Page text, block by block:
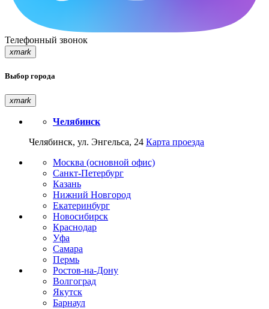
Телефонный звонок
xmark
Выбор города
xmark
Челябинск
Челябинск, ул. Энгельса, 24 Карта проезда
Москва (основной офис)
Санкт-Петербург
Казань
Нижний Новгород
Екатеринбург
Новосибирск
Краснодар
Уфа
Самара
Пермь
Ростов-на-Дону
Волгоград
Якутск
Барнаул